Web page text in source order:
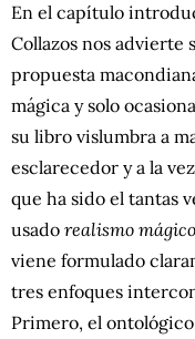
En el capítulo
Collazos nos advierte
propuesta
mágica y solo
su libro vislumbra a
esclarecedor y a la
que ha sido el tantas
usado realismo mágico
viene formulado
tres enfoques
Primero, el